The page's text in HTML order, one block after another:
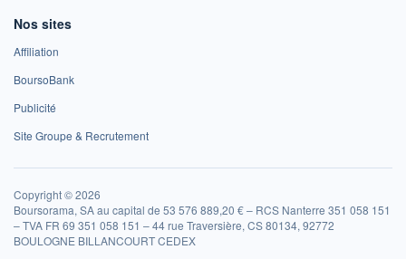
Nos sites
Affiliation
BoursoBank
Publicité
Site Groupe & Recrutement
Copyright © 2026
Boursorama, SA au capital de 53 576 889,20 € – RCS Nanterre 351 058 151
– TVA FR 69 351 058 151 – 44 rue Traversière, CS 80134, 92772
BOULOGNE BILLANCOURT CEDEX